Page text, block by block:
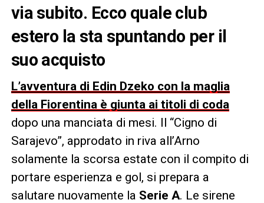
via subito. Ecco quale club
estero la sta spuntando per il
suo acquisto
L’avventura di Edin Dzeko con la maglia
della Fiorentina è giunta ai titoli di coda
dopo una manciata di mesi. Il “Cigno di
Sarajevo”, approdato in riva all’Arno
solamente la scorsa estate con il compito di
portare esperienza e gol, si prepara a
salutare nuovamente la Serie A. Le sirene